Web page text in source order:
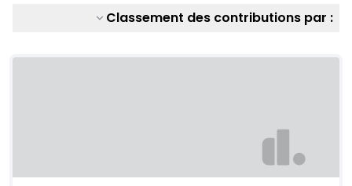
Classement des contributions par :